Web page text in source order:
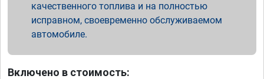
качественного топлива и на полностью
исправном, своевременно обслуживаемом
автомобиле.
Включено в стоимость: